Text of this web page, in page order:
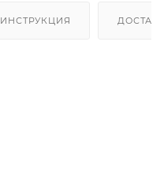
ИНСТРУКЦИЯ